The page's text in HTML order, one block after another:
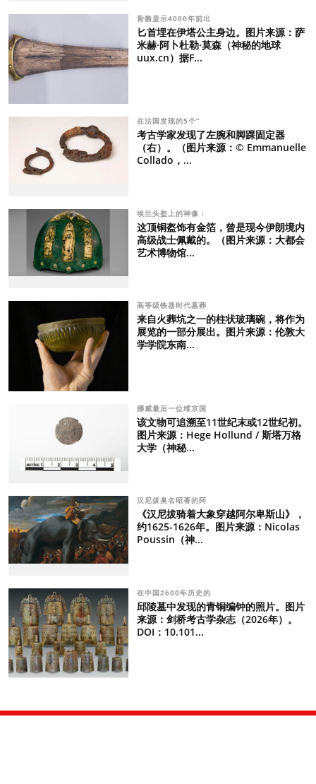
骨骼显示4000年前出
匕首埋在伊塔公主身边。图片来源：萨
米赫·阿卜杜勒·莫森（神秘的地球
uux.cn）据F...
在法国发现的5个“
考古学家发现了左腕和脚踝固定器
（右）。（图片来源：© Emmanuelle
Collado，...
埃兰头盔上的神像：
这顶铜盔饰有金箔，曾是现今伊朗境内
高级战士佩戴的。（图片来源：大都会
艺术博物馆...
高等级铁器时代墓葬
来自火葬坑之一的柱状玻璃碗，将作为
展览的一部分展出。图片来源：伦敦大
学学院东南...
挪威最后一位维京国
该文物可追溯至11世纪末或12世纪初。
图片来源：Hege Hollund / 斯塔万格
大学（神秘...
汉尼拔臭名昭著的阿
《汉尼拔骑着大象穿越阿尔卑斯山》，
约1625-1626年。图片来源：Nicolas
Poussin（神...
在中国2600年历史的
邱陵墓中发现的青铜编钟的照片。图片
来源：剑桥考古学杂志（2026年）。
DOI：10.101...